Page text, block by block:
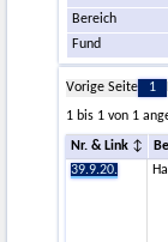
Bereich
Fund
Vorige Seite 1
1 bis 1 von 1
Nr. & Link
39.9.20.